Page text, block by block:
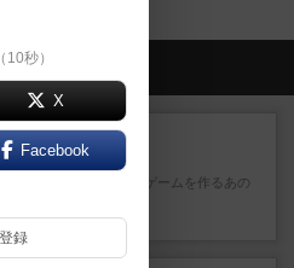
新しい投稿
シェン
ルソロプレイ。毒のあるゲームを作るあの
イン。箱絵からもう...
おーちゃん
秒）
X
Facebook
録